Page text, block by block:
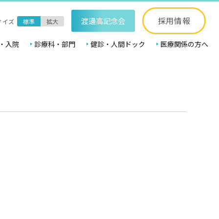
イズ 標準 拡大 渡邊高記念会 採用情報
入院 診療科・部門 健診・人間ドック 医療関係の方へ